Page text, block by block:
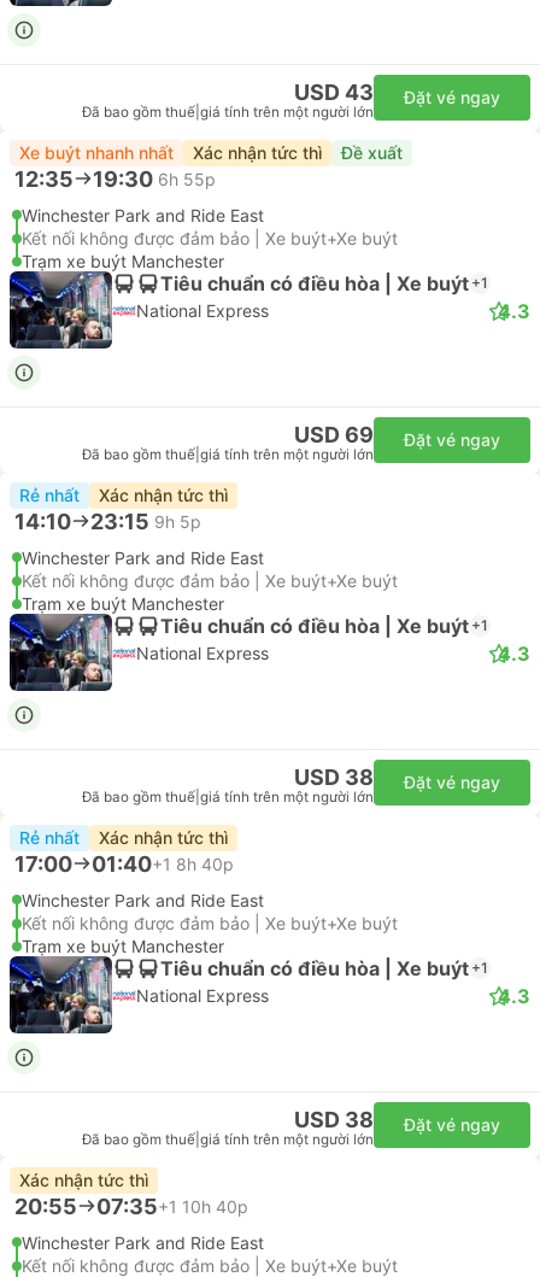
USD 43
Đã bao gồm thuế giá tính trên một người lớn
Đặt vé ngay
Xe buýt nhanh nhất Xác nhận tức thì Đề xuất
12:35 19:30 6h 55p
Winchester Park and Ride East
Kết nối không được đảm bảo | Xe buýt+Xe buýt
Trạm xe buýt Manchester
Tiêu chuẩn có điều hòa | Xe buýt +1
National Express 4.3
USD 69
Đã bao gồm thuế giá tính trên một người lớn
Đặt vé ngay
Rẻ nhất Xác nhận tức thì
14:10 23:15 9h 5p
Winchester Park and Ride East
Kết nối không được đảm bảo | Xe buýt+Xe buýt
Trạm xe buýt Manchester
Tiêu chuẩn có điều hòa | Xe buýt +1
National Express 4.3
USD 38
Đã bao gồm thuế giá tính trên một người lớn
Đặt vé ngay
Rẻ nhất Xác nhận tức thì
17:00 01:40+1 8h 40p
Winchester Park and Ride East
Kết nối không được đảm bảo | Xe buýt+Xe buýt
Trạm xe buýt Manchester
Tiêu chuẩn có điều hòa | Xe buýt +1
National Express 4.3
USD 38
Đã bao gồm thuế giá tính trên một người lớn
Đặt vé ngay
Xác nhận tức thì
20:55 07:35+1 10h 40p
Winchester Park and Ride East
Kết nối không được đảm bảo | Xe buýt+Xe buýt